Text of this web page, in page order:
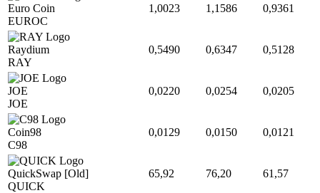
Euro Coin
EUROC
1,0023 1,1586 0,9361
Raydium
RAY
0,5490 0,6347 0,5128
JOE
JOE
0,0220 0,0254 0,0205
Coin98
C98
0,0129 0,0150 0,0121
QuickSwap [Old]
QUICK
65,92 76,20 61,57